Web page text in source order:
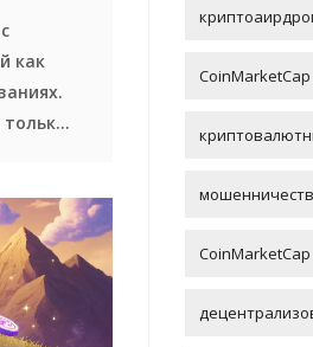
как
CoinMarketCap